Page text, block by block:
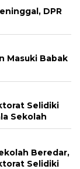
DPR
Masuki Babak
Selidiki
Sekolah
Beredar,
Selidiki